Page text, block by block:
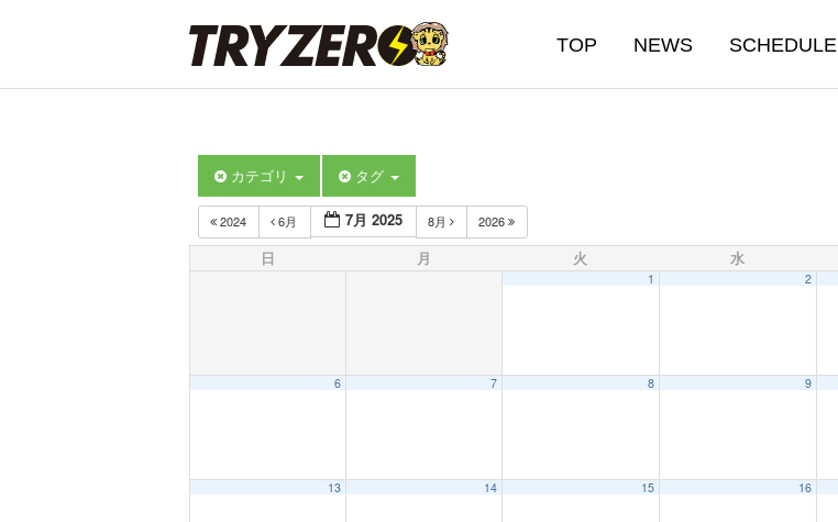
TOP NEWS SCHEDULE
カテゴリ タグ
2024 6月 7月 2025 8月 2026
日 月 火 水
1 2
6 7 8 9
13 14 15 16